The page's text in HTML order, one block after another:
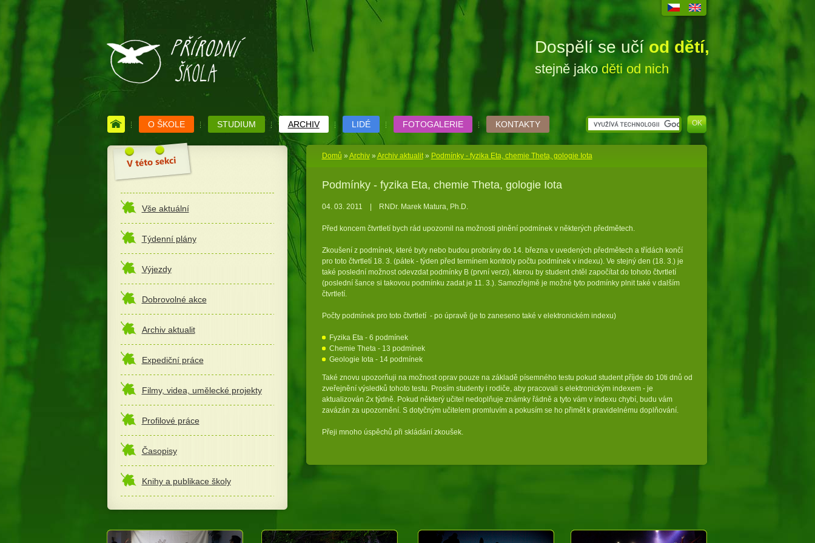
Dospělí se učíod dětí,
stejně jakoděti od nich
O ŠKOLE STUDIUM ARCHIV LIDÉ FOTOGALERIE KONTAKTY
Vše aktuální
Týdenní plány
Výjezdy
Dobrovolné akce
Archiv aktualit
Expediční práce
Filmy, videa, umělecké projekty
Profilové práce
Časopisy
Knihy a publikace školy
Domů » Archiv» Archiv aktualit» Podmínky - fyzika Eta, chemie Theta, gologie Iota
Podmínky - fyzika Eta, chemie Theta, gologie Iota
04. 03. 2011 RNDr. Marek Matura, Ph.D.
Před koncem čtvrtletí bych rád upozornil na možnosti plnění podmínek v některých předmětech.
Zkoušení z podmínek, které byly nebo budou probrány do 14. března v uvedených předmětech a třídách končí
pro toto čtvrtletí 18. 3. (pátek - týden před termínem kontroly počtu podmínek v indexu). Ve stejný den (18. 3.) je
také poslední možnost odevzdat podmínky B (první verzi), kterou by student chtěl započítat do tohoto čtvrtletí
(poslední šance si takovou podmínku zadat je 11. 3.). Samozřejmě je možné tyto podmínky plnit také v dalším
čtvrtletí.
Počty podmínek pro toto čtvrtletí - po úpravě (je to zaneseno také v elektronickém indexu)
Fyzika Eta - 6 podmínek
Chemie Theta - 13 podmínek
Geologie Iota - 14 podmínek
Také znovu upozorňuji na možnost oprav pouze na základě písemného testu pokud student příjde do 10ti dnů od
zveřejnění výsledků tohoto testu. Prosím studenty i rodiče, aby pracovali s elektronickým indexem - je
aktualizován 2x týdně. Pokud některý učitel nedoplňuje známky řádně a tyto vám v indexu chybí, budu vám
zavázán za upozornění. S dotyčným učitelem promluvím a pokusím se ho přimět k pravidelnému doplňování.
Přeji mnoho úspěchů při skládání zkoušek.